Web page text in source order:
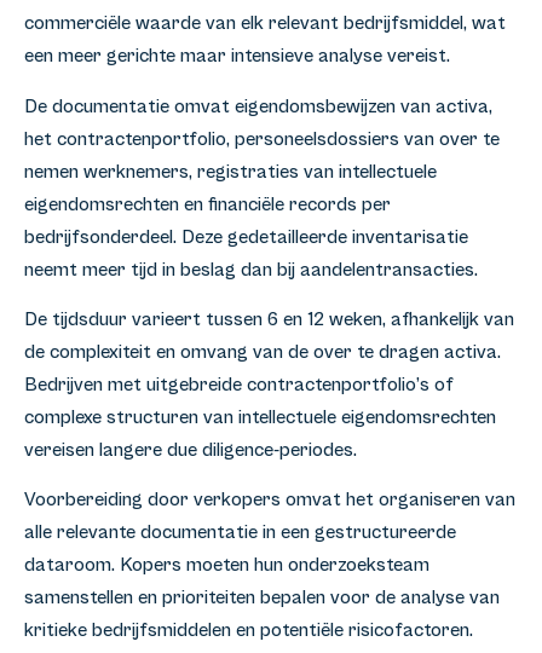
commerciële waarde van elk relevant bedrijfsmiddel, wat
een meer gerichte maar intensieve analyse vereist.
De documentatie omvat eigendomsbewijzen van activa,
het contractenportfolio, personeelsdossiers van over te
nemen werknemers, registraties van intellectuele
eigendomsrechten en financiële records per
bedrijfsonderdeel. Deze gedetailleerde inventarisatie
neemt meer tijd in beslag dan bij aandelentransacties.
De tijdsduur varieert tussen 6 en 12 weken, afhankelijk van
de complexiteit en omvang van de over te dragen activa.
Bedrijven met uitgebreide contractenportfolio’s of
complexe structuren van intellectuele eigendomsrechten
vereisen langere due diligence-periodes.
Voorbereiding door verkopers omvat het organiseren van
alle relevante documentatie in een gestructureerde
dataroom. Kopers moeten hun onderzoeksteam
samenstellen en prioriteiten bepalen voor de analyse van
kritieke bedrijfsmiddelen en potentiële risicofactoren.